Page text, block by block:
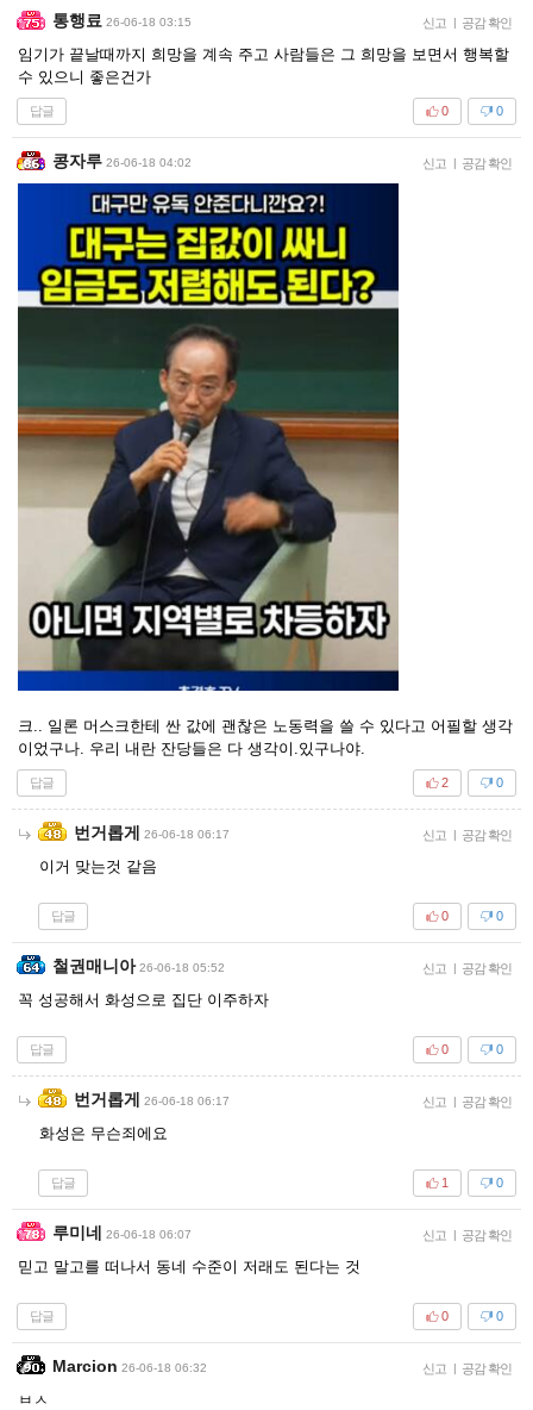
통행료 26-06-18 03:15 신고 | 공감 확인
임기가 끝날때까지 희망을 계속 주고 사람들은 그 희망을 보면서 행복할
수 있으니 좋은건가
답글 0
0
콩자루 26-06-18 04:02 신고 | 공감 확인
크.. 일론 머스크한테 싼 값에 괜찮은 노동력을 쓸 수 있다고 어필할 생각
이었구나. 우리 내란 잔당들은 다 생각이.있구나야.
답글 0
2
번거롭게 26-06-18 06:17 신고 | 공감 확인
이거 맞는것 같음
답글 0
0
철권매니아 26-06-18 05:52 신고 | 공감 확인
꼭 성공해서 화성으로 집단 이주하자
답글 0
0
번거롭게 26-06-18 06:17 신고 | 공감 확인
화성은 무슨죄에요
답글 0
1
루미네 26-06-18 06:07 신고 | 공감 확인
믿고 말고를 떠나서 동네 수준이 저래도 된다는 것
답글 0
0
Marcion 26-06-18 06:32 신고 | 공감 확인
ㅂㅅ